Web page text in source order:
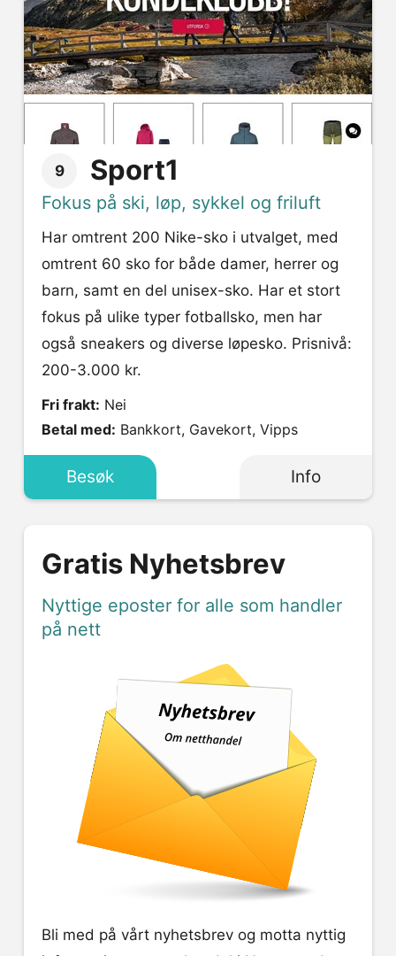
9 Sport1
Fokus på ski, løp, sykkel og friluft
Har omtrent 200 Nike-sko i utvalget, med
omtrent 60 sko for både damer, herrer og
barn, samt en del unisex-sko. Har et stort
fokus på ulike typer fotballsko, men har
også sneakers og diverse løpesko. Prisnivå:
200-3.000 kr.
Fri frakt: Nei
Betal med: Bankkort, Gavekort, Vipps
Besøk Info
Gratis Nyhetsbrev
Nyttige eposter for alle som handler
på nett
Bli med på vårt nyhetsbrev og motta nyttig